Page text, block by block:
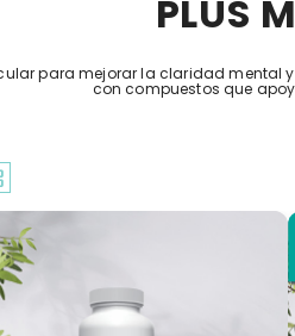
PLUS
para mejorar la claridad mental
con compuestos que